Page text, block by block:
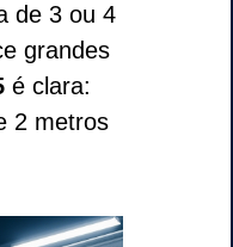
de 3 ou 4
grandes
é clara:
2 metros